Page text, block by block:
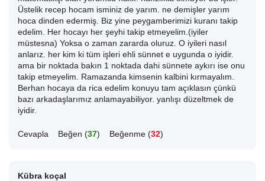
Üstelik recep hocam isminiz de yarım. ne demişler yarım
hoca dinden edermiş. Biz yine peygamberimizi kuranı takip
edelim. Her hocayı her şeyhi takip etmeyelim.(iyiler
müstesna) Yoksa o zaman zararda oluruz. O iyileri nasıl
anlarız. her kim ki tüm işleri ehli sünnet e uygunda o iyidir.
ama bir noktada bakın 1 noktada dahi sünnete aykırı ise onu
takip etmeyelim. Ramazanda kimsenin kalbini kırmayalım.
Berhan hocaya da rica edelim konuyu tam açıklasın çünkü
bazı arkadaşlarımız anlamayabiliyor. yanlışı düzeltmek de
iyidir.
Cevapla Beğen (37) Beğenme (32)
Kübra koçal